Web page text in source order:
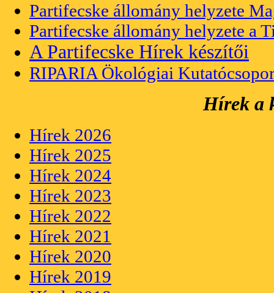
Partifecske állomány helyzete
Partifecske állomány helyzete a
A Partifecske Hírek készítői
RIPARIA Ökológiai
Hírek a
Hírek 2026
Hírek 2025
Hírek 2024
Hírek 2023
Hírek 2022
Hírek 2021
Hírek 2020
Hírek 2019